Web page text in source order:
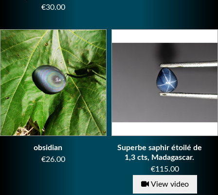
Price
€30.00
obsidian
Price
€26.00
Superbe saphir étoilé de
1,3 cts, Madagascar.
Price
€115.00
View video